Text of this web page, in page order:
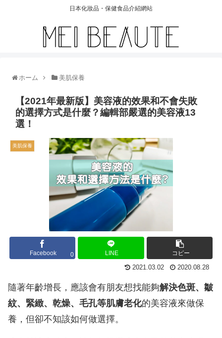
日本化妝品・保健食品介紹網站
ホーム 美肌保養
【2021年最新版】美容液的效果和不會失敗
的選擇方式是什麼？編輯部嚴選的美容液13
選！
美肌保養
Facebook 0 LINE コピー
2021.03.02 2020.08.28
隨著年齡增長，應該會有朋友想找能夠解決色斑、皺
紋、緊緻、乾燥、毛孔等肌膚老化的美容液來做保
養，但卻不知該如何做選擇。